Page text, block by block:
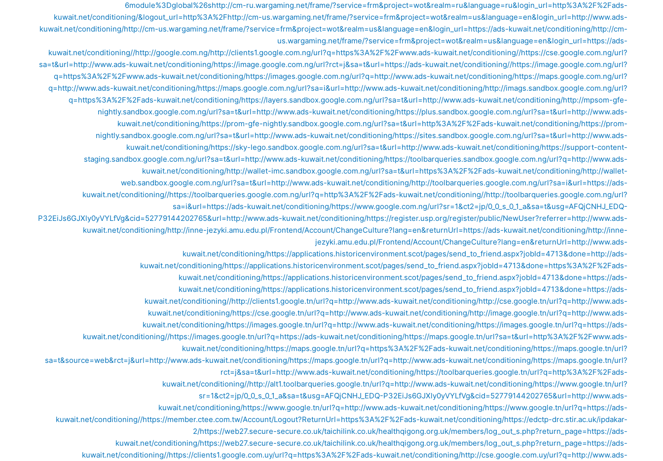
6module%3Dglobal%26shttp://cm-ru.wargaming.net/frame/?service=frm&project=wot&realm=ru&language=ru&login_url=http%3A%2F%2Fads-
kuwait.net/conditioning/&logout_url=http%3A%2Fhttp://cm-us.wargaming.net/frame/?service=frm&project=wot&realm=us&language=en&login_url=http://www.ads-
kuwait.net/conditioning/http://cm-us.wargaming.net/frame/?service=frm&project=wot&realm=us&language=en&login_url=https://ads-kuwait.net/conditioning/http://cm-
us.wargaming.net/frame/?service=frm&project=wot&realm=us&language=en&login_url=https://ads-
kuwait.net/conditioning//http://google.com.ng/http://clients1.google.com.ng/url?q=https%3A%2F%2Fwww.ads-kuwait.net/conditioning//https://cse.google.com.ng/url?
sa=t&url=http://www.ads-kuwait.net/conditioning/https://image.google.com.ng/url?rct=j&sa=t&url=https://ads-kuwait.net/conditioning//https://image.google.com.ng/url?
q=https%3A%2F%2Fwww.ads-kuwait.net/conditioning/https://images.google.com.ng/url?q=http://www.ads-kuwait.net/conditioning/https://maps.google.com.ng/url?
q=http://www.ads-kuwait.net/conditioning/https://maps.google.com.ng/url?sa=i&url=http://www.ads-kuwait.net/conditioning/http://imags.sandbox.google.com.ng/url?
q=https%3A%2F%2Fads-kuwait.net/conditioning/https://layers.sandbox.google.com.ng/url?sa=t&url=http://www.ads-kuwait.net/conditioning/http://mpsom-gfe-
nightly.sandbox.google.com.ng/url?sa=t&url=http://www.ads-kuwait.net/conditioning/https://plus.sandbox.google.com.ng/url?sa=t&url=http://www.ads-
kuwait.net/conditioning/https://prom-gfe-nightly.sandbox.google.com.ng/url?sa=t&url=http%3A%2F%2Fads-kuwait.net/conditioning/https://prom-
nightly.sandbox.google.com.ng/url?sa=t&url=http://www.ads-kuwait.net/conditioning/https://sites.sandbox.google.com.ng/url?sa=t&url=http://www.ads-
kuwait.net/conditioning/https://sky-lego.sandbox.google.com.ng/url?sa=t&url=http://www.ads-kuwait.net/conditioning/https://support-content-
staging.sandbox.google.com.ng/url?sa=t&url=http://www.ads-kuwait.net/conditioning/https://toolbarqueries.sandbox.google.com.ng/url?q=http://www.ads-
kuwait.net/conditioning/http://wallet-imc.sandbox.google.com.ng/url?sa=t&url=https%3A%2F%2Fads-kuwait.net/conditioning/http://wallet-
web.sandbox.google.com.ng/url?sa=t&url=http://www.ads-kuwait.net/conditioning/http://toolbarqueries.google.com.ng/url?sa=i&url=https://ads-
kuwait.net/conditioning//https://toolbarqueries.google.com.ng/url?q=http%3A%2F%2Fads-kuwait.net/conditioning//http://toolbarqueries.google.com.ng/url?
sa=i&url=https://ads-kuwait.net/conditioning/https://www.google.com.ng/url?sr=1&ct2=jp/0_0_s_0_1_a&sa=t&usg=AFQjCNHJ_EDQ-
P32EiJs6GJXly0yVYLfVg&cid=52779144202765&url=http://www.ads-kuwait.net/conditioning/https://register.usp.org/register/public/NewUser?referrer=http://www.ads-
kuwait.net/conditioning/http://inne-jezyki.amu.edu.pl/Frontend/Account/ChangeCulture?lang=en&returnUrl=https://ads-kuwait.net/conditioning/http://inne-
jezyki.amu.edu.pl/Frontend/Account/ChangeCulture?lang=en&returnUrl=http://www.ads-
kuwait.net/conditioning/https://applications.historicenvironment.scot/pages/send_to_friend.aspx?jobId=4713&done=http://ads-
kuwait.net/conditioning/https://applications.historicenvironment.scot/pages/send_to_friend.aspx?jobId=4713&done=https%3A%2F%2Fads-
kuwait.net/conditioning/https://applications.historicenvironment.scot/pages/send_to_friend.aspx?jobId=4713&done=https://ads-
kuwait.net/conditioning/https://applications.historicenvironment.scot/pages/send_to_friend.aspx?jobId=4713&done=https://ads-
kuwait.net/conditioning//http://clients1.google.tn/url?q=http://www.ads-kuwait.net/conditioning/http://cse.google.tn/url?q=http://www.ads-
kuwait.net/conditioning/https://cse.google.tn/url?q=http://www.ads-kuwait.net/conditioning/http://image.google.tn/url?q=http://www.ads-
kuwait.net/conditioning/https://images.google.tn/url?q=http://www.ads-kuwait.net/conditioning/https://images.google.tn/url?q=https://ads-
kuwait.net/conditioning//https://images.google.tn/url?q=https://ads-kuwait.net/conditioning/https://maps.google.tn/url?sa=t&url=http%3A%2F%2Fwww.ads-
kuwait.net/conditioning/https://maps.google.tn/url?q=https%3A%2F%2Fads-kuwait.net/conditioning/https://maps.google.tn/url?
sa=t&source=web&rct=j&url=http://www.ads-kuwait.net/conditioning/https://maps.google.tn/url?q=http://www.ads-kuwait.net/conditioning/https://maps.google.tn/url?
rct=j&sa=t&url=http://www.ads-kuwait.net/conditioning/https://toolbarqueries.google.tn/url?q=http%3A%2F%2Fads-
kuwait.net/conditioning//http://alt1.toolbarqueries.google.tn/url?q=http://www.ads-kuwait.net/conditioning/https://www.google.tn/url?
sr=1&ct2=jp/0_0_s_0_1_a&sa=t&usg=AFQjCNHJ_EDQ-P32EiJs6GJXly0yVYLfVg&cid=52779144202765&url=http://www.ads-
kuwait.net/conditioning/https://www.google.tn/url?q=http://www.ads-kuwait.net/conditioning/https://www.google.tn/url?q=https://ads-
kuwait.net/conditioning//https://member.ctee.com.tw/Account/Logout?ReturnUrl=https%3A%2F%2Fads-kuwait.net/conditioning/https://edctp-drc.stir.ac.uk/ipdakar-
2/https://web27.secure-secure.co.uk/taichilink.co.uk/healthqigong.org.uk/members/log_out_s.php?return_page=https://ads-
kuwait.net/conditioning/https://web27.secure-secure.co.uk/taichilink.co.uk/healthqigong.org.uk/members/log_out_s.php?return_page=https://ads-
kuwait.net/conditioning//https://clients1.google.com.uy/url?q=https%3A%2F%2Fads-kuwait.net/conditioning/http://cse.google.com.uy/url?q=http://www.ads-